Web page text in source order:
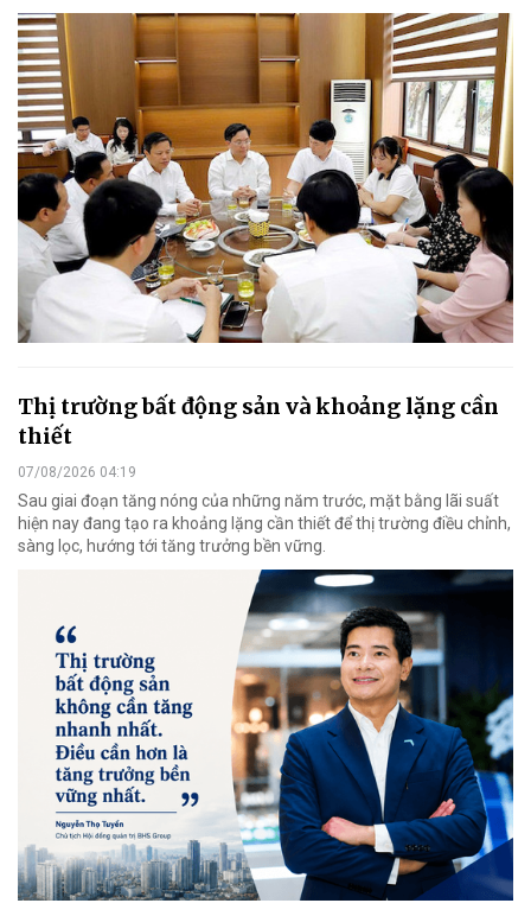
Thị trường bất động sản và khoảng lặng cần
thiết
07/08/2026 04:19
Sau giai đoạn tăng nóng của những năm trước, mặt bằng lãi suất
hiện nay đang tạo ra khoảng lặng cần thiết để thị trường điều chỉnh,
sàng lọc, hướng tới tăng trưởng bền vững.